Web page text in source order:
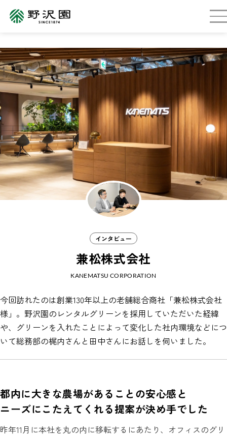
インタビュー
兼松株式会社
KANEMATSU CORPORATION
今回訪れたのは創業130年以上の老舗総合商社「兼松株式会社
様」。野沢園のレンタルグリーンを採用していただいた経緯
や、グリーンを入れたことによって変化した社内環境などにつ
いて総務部の梶内さんと田中さんにお話しを伺いました。
都内に大きな農場があることの安心感と
ニーズにこたえてくれる提案が決め手でした
昨年11月に本社を丸の内に移転するにあたり、オフィスのグリ